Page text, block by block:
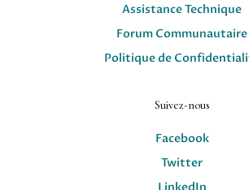
Assistance Technique
Forum Communautaire
Politique de
Suivez-nous
Facebook
Twitter